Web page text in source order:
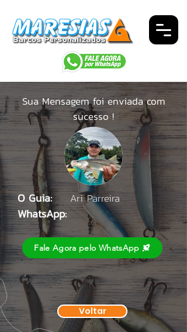
Sua Mensagem foi enviada com
sucesso !
O Guia: Ari Parreira
WhatsApp:
Fale Agora pelo WhatsApp
Voltar